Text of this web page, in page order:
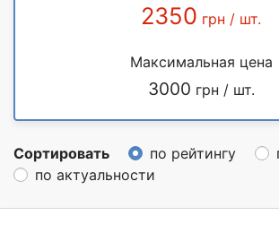
2350 грн / шт.
Максимальная цена
3000 грн / шт.
Сортировать по рейтингу
по актуальности